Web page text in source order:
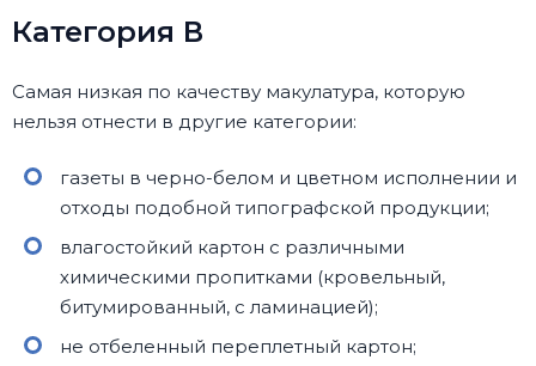
Категория В
Самая низкая по качеству макулатура, которую
нельзя отнести в другие категории:
газеты в черно-белом и цветном исполнении и
отходы подобной типографской продукции;
влагостойкий картон с различными
химическими пропитками (кровельный,
битумированный, с ламинацией);
не отбеленный переплетный картон;